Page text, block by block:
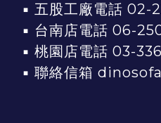
▪ 五股工廠電話 02-
▪ 台南店電話 06-
▪ 桃園店電話 03-
▪ 聯絡信箱